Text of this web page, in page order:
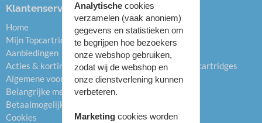
Categorieën
Inktcartridges
Toners
Drums
Hervulbare inktcartridges
Refill inkt
Papier
Klantenservice
Home
Mijn Topcartridge.nl
Aanbiedingen
Acties & kortingen
Algemene voorwaarden
Belangrijke mededelingen
Betaalmogelijkheden
Cookies
Analytische cookies
verzamelen (vaak anoniem)
gegevens en statistieken om
te begrijpen hoe bezoekers
onze webshop gebruiken,
zodat wij de webshop en
onze dienstverlening kunnen
verbeteren.
Marketing cookies worden